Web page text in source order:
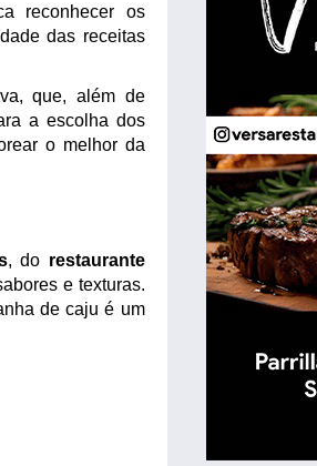
reconhecer os
das receitas
que, além de
a escolha dos
o melhor da
, do restaurante
e texturas.
de caju é um